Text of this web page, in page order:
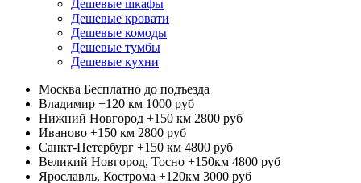
Дешевые шкафы
Дешевые кровати
Дешевые комоды
Дешевые тумбы
Дешевые кухни
Москва Бесплатно до подъезда
Владимир +120 км 1000 руб
Нижний Новгород +150 км 2800 руб
Иваново +150 км 2800 руб
Санкт-Петербург +150 км 4800 руб
Великий Новгород, Тосно +150км 4800 руб
Ярославль, Кострома +120км 3000 руб